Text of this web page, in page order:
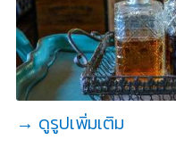
→ ดูรูปเพิ่มเติม